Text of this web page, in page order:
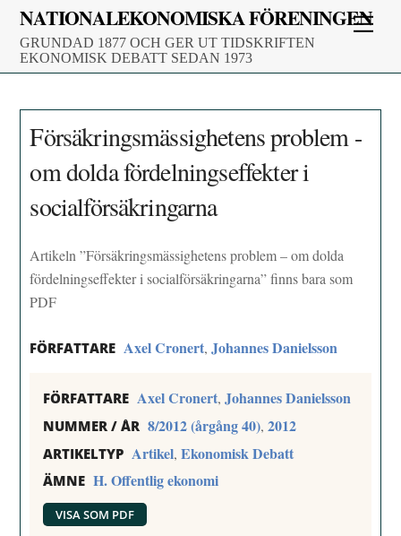
Skip
content
NATIONALEKONOMISKA FÖRENINGEN
GRUNDAD 1877 OCH GER UT TIDSKRIFTEN
EKONOMISK DEBATT SEDAN 1973
Försäkringsmässighetens problem -
om dolda fördelningseffekter i
socialförsäkringarna
Artikeln ”Försäkringsmässighetens problem – om dolda
fördelningseffekter i socialförsäkringarna” finns bara som
PDF
FÖRFATTARE Axel Cronert,Johannes Danielsson
FÖRFATTARE Axel Cronert,Johannes Danielsson
NUMMER / ÅR 8/2012 (årgång 40),2012
ARTIKELTYP Artikel,Ekonomisk Debatt
ÄMNE H. Offentlig ekonomi
VISA SOM PDF